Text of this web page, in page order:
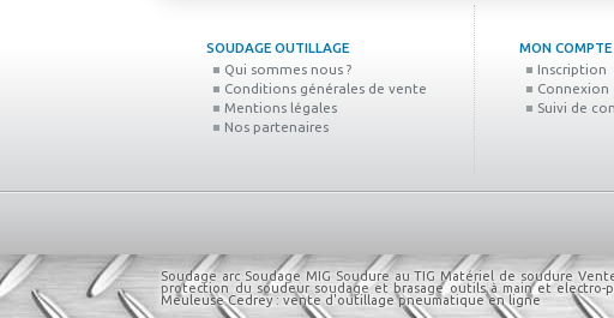
SOUDAGE OUTILLAGE
Qui sommes nous ?
Conditions générales de vente
Mentions légales
Nos partenaires
MON COMPTE
Inscription
Connexion
Suivi de
Soudage arc Soudage MIG Soudure au TIG Matériel de soudure
protection du soudeur soudage et brasage outils à main et electro-
Meuleuse Cedrey : vente d'outillage pneumatique en ligne